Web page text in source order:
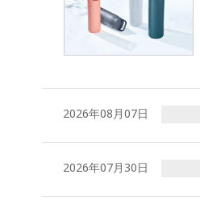
2026年08月07日
2026年07月30日